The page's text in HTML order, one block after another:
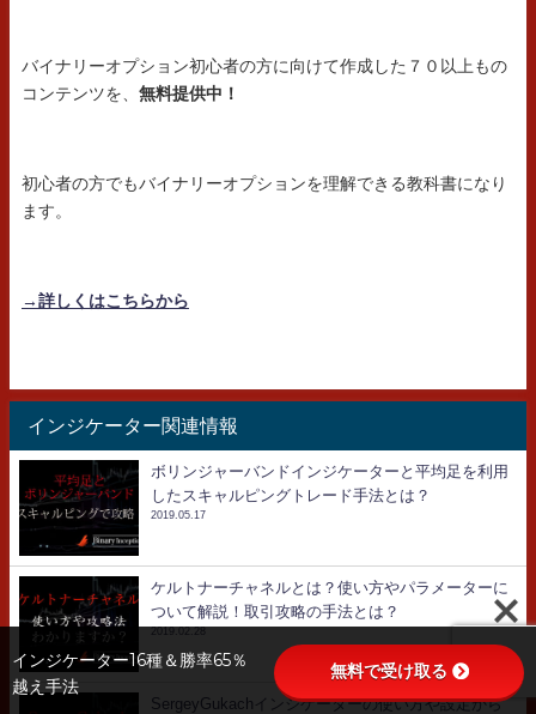
バイナリーオプション初心者の方に向けて作成した７０以上もの
コンテンツを、 無料提供中！
初心者の方でもバイナリーオプションを理解できる教科書になり
ます。
→詳しくはこちらから
インジケーター関連情報
ボリンジャーバンドインジケーターと平均足を利用
したスキャルピングトレード手法とは？
2019.05.17
ケルトナーチャネルとは？使い方やパラメーターに
ついて解説！取引攻略の手法とは？
SergeyGukachインジケーターの使い方や設定から
インジケーター16種＆勝率65％
越え手法
無料で受け取る